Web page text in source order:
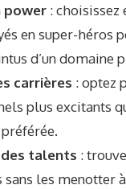
power :
en super-héros
d’un domaine
carrières : optez
plus excitants
talents :
les menotter